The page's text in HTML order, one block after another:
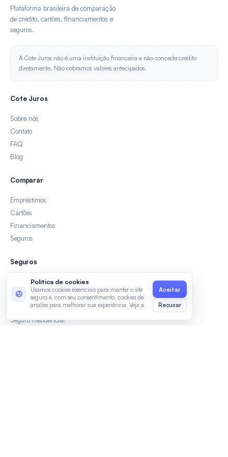
Plataforma brasileira de comparação
de crédito, cartões, financiamentos e
seguros.
A Cote Juros não é uma instituição financeira e não concede crédito
diretamente. Não cobramos valores antecipados.
Cote Juros
Sobre nós
Contato
FAQ
Blog
Comparar
Empréstimos
Cartões
Financiamentos
Seguros
Seguros
Seguro Auto
Seguro Viagem
Seguro de Vida
Seguro Residencial
Política de cookies
Usamos cookies essenciais para manter o site
seguro e, com seu consentimento, cookies de
análise para melhorar sua experiência. Veja a
Uso.
Recusar